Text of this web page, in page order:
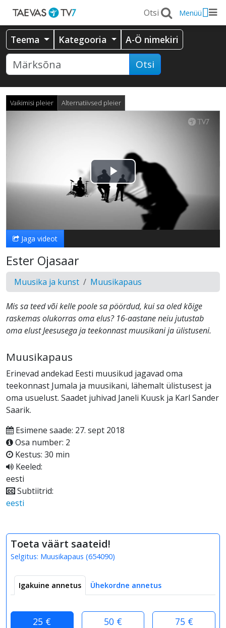
Menüü
Teema Kategooria A-Ö nimekiri
Otsi
Vaikimisi pleier Alternatiivsed pleier
Esita
video
Jaga videot
Ester Ojasaar
Muusika ja kunst Muusikapaus
Mis sa teed või kelle poole sa pöördud, kui sa oled kõige
raskemas olukorras oma elus? 16-aastane neiu jutustab
oma elust Jeesusega ja teekonnast muusikani ja ülistuseni.
Muusikapaus
Erinevad andekad Eesti muusikud jagavad oma
teekonnast Jumala ja muusikani, lähemalt ülistusest ja
oma usuelust. Saadet juhivad Janeli Kuusk ja Karl Sander
Saarik.
Esimene saade: 27. sept 2018
Osa number: 2
Kestus: 30 min
Keeled:
eesti
Subtiitrid:
eesti
Toeta väärt saateid!
Selgitus: Muusikapaus (654090)
Igakuine annetus Ühekordne annetus
25 € 50 € 75 €